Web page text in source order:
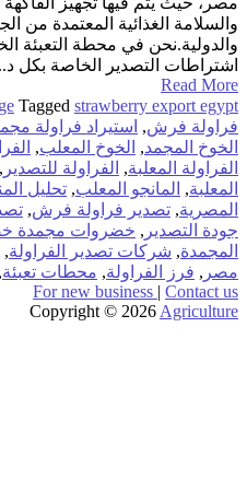
والسلامة الغذائية المعتمدة من
والدولية.نحن في محطة التعبئة
اشتراطات التصدير الخاصة بكل
Read More
Tagged strawberry export egypt
فراولة فرش, استيراد فراولة
الخوخ المجمد, الخوخ المعلب,
الفراولة المعلبة, الفراولة للتصدير ,
المعلبة, المانجو المعلب, تحليل
المصرية, تصدير فراولة فرش,
جودة التصدير , خضروات مجمدة
المجمدة, شركات تصدير الفراولة,
مصر , فرز الفراولة, محطات تعبئة,
For new business | Contact us
Copyright © 2026Agriculture